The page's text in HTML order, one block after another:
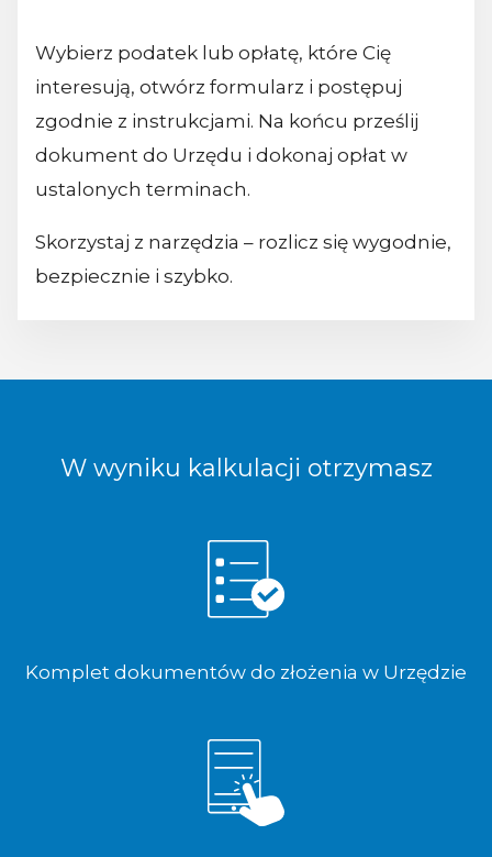
Wybierz podatek lub opłatę, które Cię
interesują, otwórz formularz i postępuj
zgodnie z instrukcjami. Na końcu prześlij
dokument do Urzędu i dokonaj opłat w
ustalonych terminach.
Skorzystaj z narzędzia – rozlicz się wygodnie,
bezpiecznie i szybko.
W wyniku kalkulacji otrzymasz
Komplet dokumentów do złożenia w Urzędzie